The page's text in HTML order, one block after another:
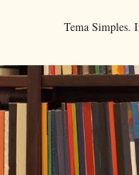
Tema Simples.